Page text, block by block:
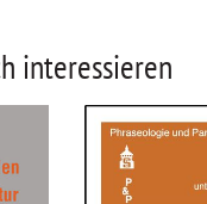
interessieren